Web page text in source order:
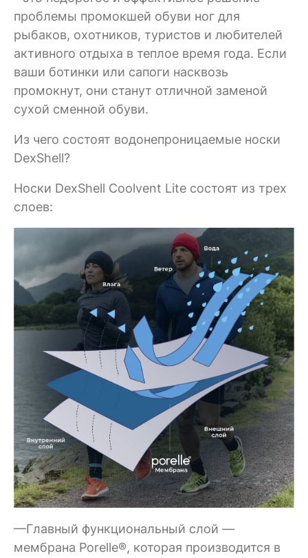
проблемы промокшей обуви ног для
рыбаков, охотников, туристов и любителей
активного отдыха в теплое время года. Если
ваши ботинки или сапоги насквозь
промокнут, они станут отличной заменой
сухой сменной обуви.
Из чего состоят водонепроницаемые носки
DexShell?
Носки DexShell Coolvent Lite состоят из трех
слоев:
—Главный функциональный слой —
мембрана Porelle®, которая производится в